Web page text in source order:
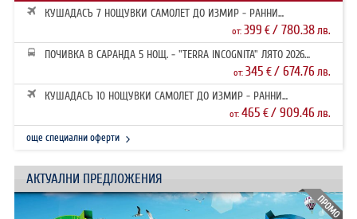
КУШАДАСЪ 7 НОЩУВКИ САМОЛЕТ ДО ИЗМИР - РАННИ
от:399 €/ 780.38лв.
ПОЧИВКА В САРАНДА 5 НОЩ. - "TERRA INCOGNITA" ЛЯТО 2026
от:345 €/ 674.76лв.
КУШАДАСЪ 10 НОЩУВКИ САМОЛЕТ ДО ИЗМИР - РАННИ
от:465 €/ 909.46лв.
още специални оферти
АКТУАЛНИ ПРЕДЛОЖЕНИЯ